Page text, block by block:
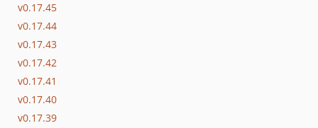
v0.17.45
v0.17.44
v0.17.43
v0.17.42
v0.17.41
v0.17.40
v0.17.39